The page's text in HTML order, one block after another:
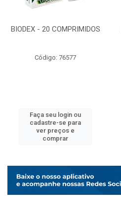
BIODEX - 20 COMPRIMIDOS
Código: 76577
Faça seu login ou
cadastre-se para
ver preços e
comprar